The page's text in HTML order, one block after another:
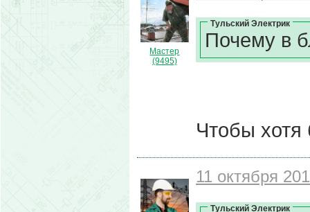
Мастер
(9495)
Тульский Электрик
Почему в
Чтобы
11 октября
Тульский Электрик